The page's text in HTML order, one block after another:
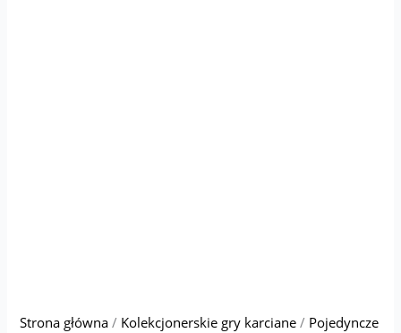
Strona główna / Kolekcjonerskie gry karciane / Pojedyncze